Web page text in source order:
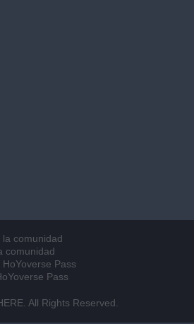
comunidad
comunidad
Pass
Pass
All Rights Reserved.